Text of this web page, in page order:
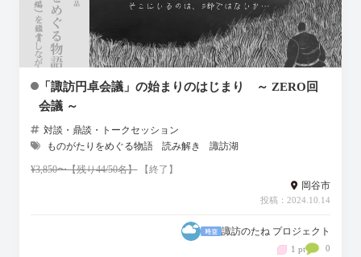
「諏訪円卓会議」の始まりのはじまり ～ ZERO回
会議 ～
対談・鼎談・トークセッション
ものがたりをめぐる物語
読み解き 諏訪湖
¥3,850〜【残り44/50名】【終了】
岡谷市
投稿：2024.10.14
諏訪のたね プロジェクト
1 pt 0